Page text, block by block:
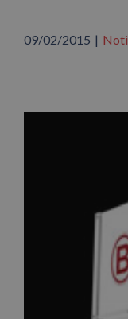
09/02/2015 |